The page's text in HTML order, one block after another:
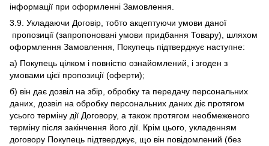
інформації при оформленні Замовлення.
3.9. Укладаючи Договір, тобто акцептуючи умови даної
пропозиції (запропоновані умови придбання Товару), шляхом
оформлення Замовлення, Покупець підтверджує наступне:
а) Покупець цілком і повністю ознайомлений, і згоден з
умовами цієї пропозиції (оферти);
б) він дає дозвіл на збір, обробку та передачу персональних
даних, дозвіл на обробку персональних даних діє протягом
усього терміну дії Договору, а також протягом необмеженого
терміну після закінчення його дії. Крім цього, укладенням
договору Покупець підтверджує, що він повідомлений (без